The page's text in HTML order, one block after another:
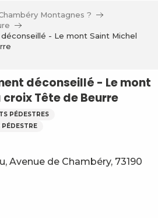
Montagnes ?
- Le mont Saint Michel
déconseillé - Le mont
Tête de Beurre
PÉDESTRES
PÉDESTRE
Avenue de Chambéry, 73190
favoris